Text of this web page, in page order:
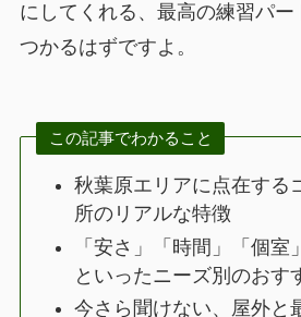
にしてくれる、最高の練習パ
つかるはずですよ。
この記事でわかること
秋葉原エリアに点在する
所のリアルな特徴
「安さ」「時間」「個室
といったニーズ別のおす
今さら聞けない、屋外と